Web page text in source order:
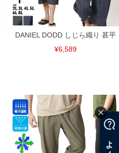
DANIEL DODD しじら織り 甚平
¥6,589